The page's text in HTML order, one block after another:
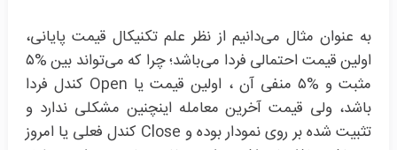
به عنوان مثال می‌دانیم از نظر علم تکنیکال قیمت پایانی،
اولین قیمت احتمالی فردا می‌باشد؛ چرا که می‌تواند بین %۵
مثبت و %۵ منفی آن ، اولین قیمت یا Open کندل فردا
باشد، ولی قیمت آخرین معامله اینچنین مشکلی ندارد و
تثبیت شده بر روی نمودار بوده و Close کندل فعلی یا امروز